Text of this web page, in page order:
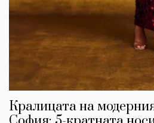
Кралицата на